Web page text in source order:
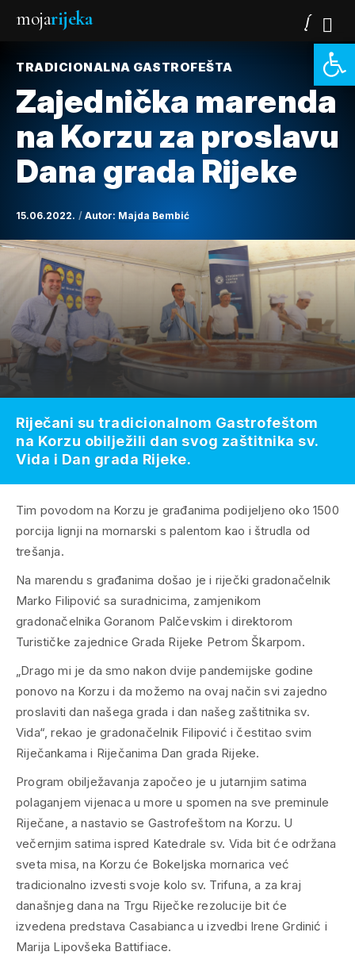
mojarijeka
TRADICIONALNA GASTROFEŠTA
Zajednička marenda
na Korzu za proslavu
Dana grada Rijeke
15.06.2022. Autor: Majda Bembić
Tim povodom na Korzu je građanima podijeljeno oko 1500
porcija lignji na mornarski s palentom kao i štrudla od
trešanja.
Na marendu s građanima došao je i riječki gradonačelnik
Marko Filipović sa suradnicima, zamjenikom
gradonačelnika Goranom Palčevskim i direktorom
Turističke zajednice Grada Rijeke Petrom Škarpom.
„Drago mi je da smo nakon dvije pandemijske godine
ponovo na Korzu i da možemo na ovaj način svi zajedno
proslaviti dan našega grada i dan našeg zaštitnika sv.
Vida“, rekao je gradonačelnik Filipović i čestitao svim
Riječankama i Riječanima Dan grada Rijeke.
Program obilježavanja započeo je u jutarnjim satima
polaganjem vijenaca u more u spomen na sve preminule
Riječane, a nastavio se Gastrofeštom na Korzu. U
večernjim satima ispred Katedrale sv. Vida bit će održana
sveta misa, na Korzu će Bokeljska mornarica već
tradicionalno izvesti svoje kolo sv. Trifuna, a za kraj
današnjeg dana na Trgu Riječke rezolucije bit će
izvedena predstava Casabianca u izvedbi Irene Grdinić i
Marija Lipovšeka Battifiace.
Riječani su tradicionalnom Gastrofeštom
na Korzu obilježili dan svog zaštitnika sv.
Vida i Dan grada Rijeke.